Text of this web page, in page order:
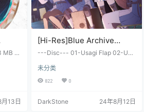
MB Tr
かっ
ばっ
化物1-
13日
[Hi-Res]Blue Archive
Original Soundtrack Vol.6
belief～[48kHz／24bit]
[FLAC][912MB]
---Disc--- 01-Usagi Flap 02-Un
bbit hole 04-Operation☆DOTABA
TA! 05-Noble Hallway 06-Trigger
unter Bib…
未分类
822 0
DarkStone 24年8月12日